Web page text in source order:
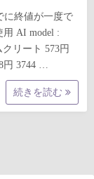
に終値が一度で
用 AI model :
リート 573円
円 3744 …
続きを読む